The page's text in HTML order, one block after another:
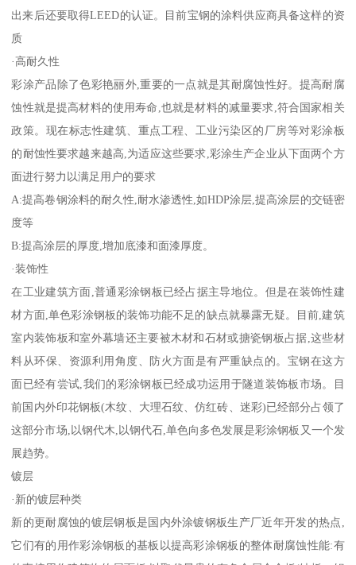
出来后还要取得LEED的认证。目前宝钢的涂料供应商具备这样的资
质
·高耐久性
彩涂产品除了色彩艳丽外,重要的一点就是其耐腐蚀性好。提高耐腐
蚀性就是提高材料的使用寿命,也就是材料的减量要求,符合国家相关
政策。现在标志性建筑、重点工程、工业污染区的厂房等对彩涂板
的耐蚀性要求越来越高,为适应这些要求,彩涂生产企业从下面两个方
面进行努力以满足用户的要求
A:提高卷钢涂料的耐久性,耐水渗透性,如HDP涂层,提高涂层的交链密
度等
B:提高涂层的厚度,增加底漆和面漆厚度。
·装饰性
在工业建筑方面,普通彩涂钢板已经占据主导地位。但是在装饰性建
材方面,单色彩涂钢板的装饰功能不足的缺点就暴露无疑。目前,建筑
室内装饰板和室外幕墙还主要被木材和石材或搪瓷钢板占据,这些材
料从环保、资源利用角度、防火方面是有严重缺点的。宝钢在这方
面已经有尝试,我们的彩涂钢板已经成功运用于隧道装饰板市场。目
前国内外印花钢板(木纹、大理石纹、仿红砖、迷彩)已经部分占领了
这部分市场,以钢代木,以钢代石,单色向多色发展是彩涂钢板又一个发
展趋势。
镀层
·新的镀层种类
新的更耐腐蚀的镀层钢板是国内外涂镀钢板生产厂近年开发的热点,
它们有的用作彩涂钢板的基板以提高彩涂钢板的整体耐腐蚀性能:有